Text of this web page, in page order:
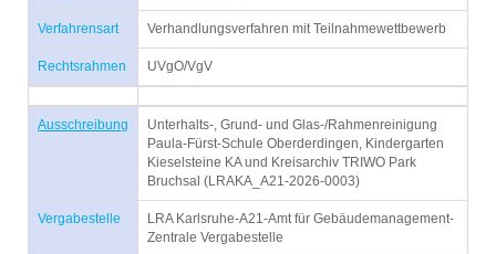
Verfahrensart Verhandlungsverfahren mit Teilnahmewettbewerb
Rechtsrahmen UVgO/VgV
Ausschreibung
Unterhalts-, Grund- und Glas-/Rahmenreinigung
Paula-Fürst-Schule Oberderdingen, Kindergarten
Kieselsteine KA und Kreisarchiv TRIWO Park
Bruchsal (LRAKA_A21-2026-0003)
Vergabestelle
LRA Karlsruhe-A21-Amt für Gebäudemanagement-
Zentrale Vergabestelle